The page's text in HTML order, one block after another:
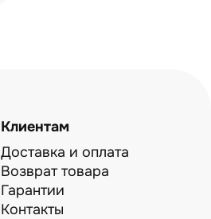
Клиентам
Доставка и оплата
Возврат товара
Гарантии
Контакты